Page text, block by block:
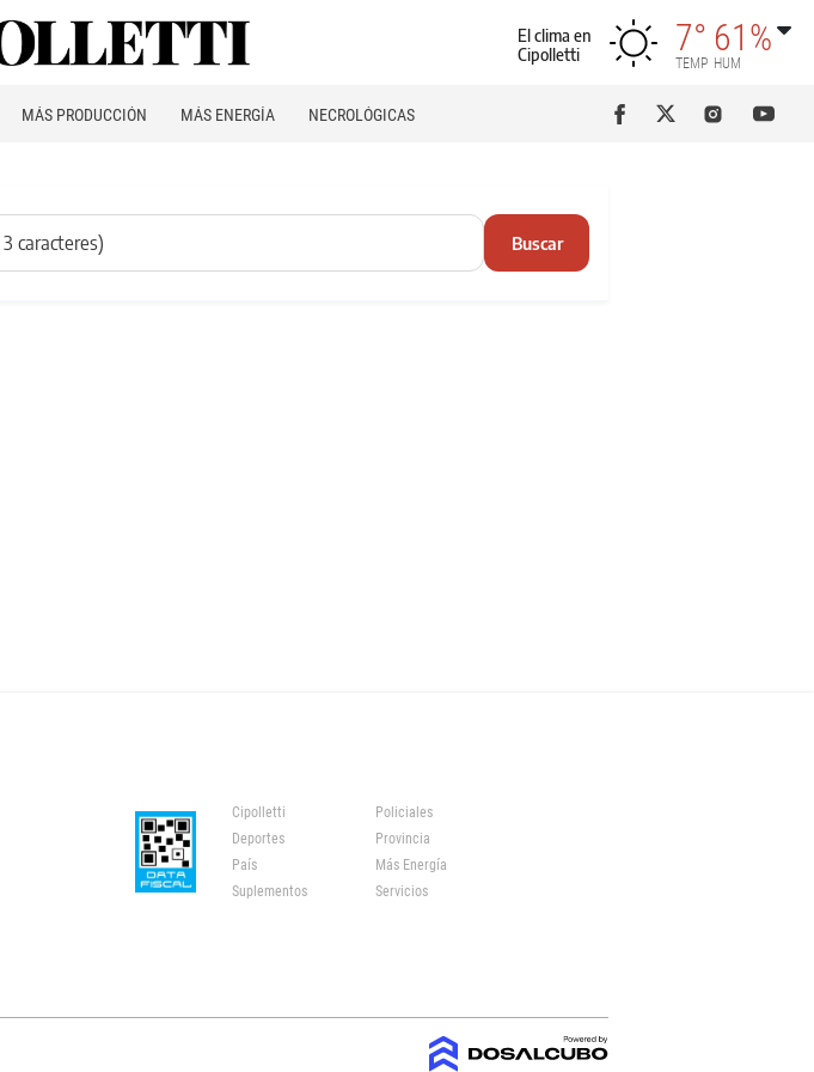
El clima en
Cipolletti
7°
TEMP
61%
HUM
MÁS PRODUCCIÓN MÁS ENERGÍA NECROLÓGICAS
Buscar
Cipolletti
Policiales
Deportes
Provincia
País
Más Energía
Suplementos
Servicios